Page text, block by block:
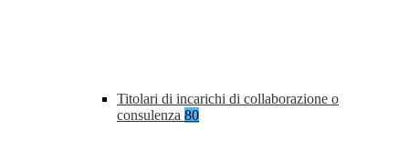
Titolari di incarichi di collaborazione o
consulenza 80